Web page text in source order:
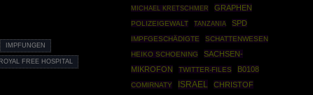
IMPFUNGEN
ROYAL FREE HOSPITAL
MICHAEL KRETSCHMER GRAPHEN
POLIZEIGEWALT TANZANIA SPD
IMPFGESCHÄDIGTE
SCHATTENWESEN
HEIKO SCHOENING
SACHSEN-
MIKROFON
TWITTER-FILES B0108
COMIRNATY ISRAEL
CHRISTOF